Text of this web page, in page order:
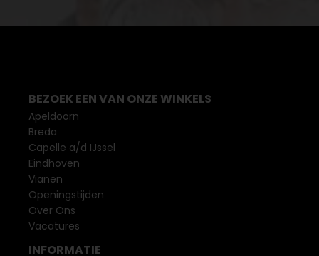
BEZOEK EEN VAN ONZE WINKELS
Apeldoorn
Breda
Capelle a/d IJssel
Eindhoven
Vianen
Openingstijden
Over Ons
Vacatures
INFORMATIE